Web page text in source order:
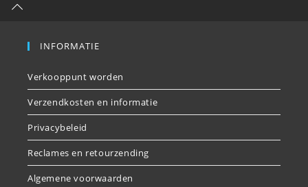
INFORMATIE
Verkooppunt worden
Verzendkosten en informatie
Privacybeleid
Reclames en retourzending
Algemene voorwaarden